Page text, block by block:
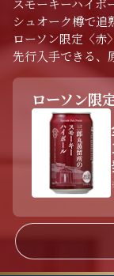
スモーキーハイボ
シュオーク樽で追
ローソン限定〈赤
先行入手できる、
ローソン限